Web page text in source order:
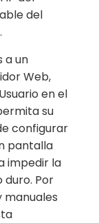
del
a un
Web,
en el
su
configurar
pantalla
impedir la
duro. Por
manuales